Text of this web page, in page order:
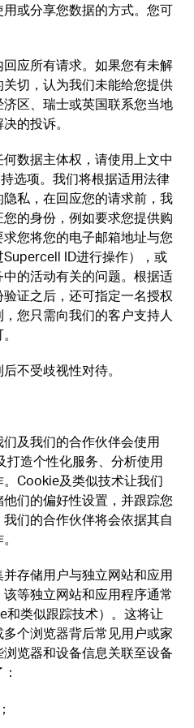
或分享您数据的方式。您可
应所有请求。如果您有未解
切，认为我们未能给您提供
区、瑞士或英国联系您当地
的投诉。
数据主体权，请使用上文中
选项。我们将根据适用法律
私，在回应您的请求前，我
的身份，例如要求您提供购
您将您的电子邮箱地址与您
ID进行操作），或
的活动有关的问题。根据适
证之后，还可指定一名授权
您只需向我们的客户支持人
不受歧视性对待。
及我们的合作伙伴会使用
造个性化服务、分析使用
Cookie及类似技术让我们
们的偏好性设置，并跟踪您
们的合作伙伴将会依据其自
存储用户与独立网站和应用
等独立网站和应用程序通常
类似跟踪技术）。这将让
个浏览器背后常见用户或家
览器和设备信息关联至设备